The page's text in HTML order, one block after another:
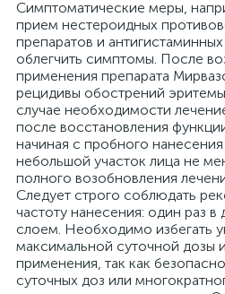
Симптоматические меры,
прием нестероидных
препаратов и
облегчить симптомы. После
применения препарата
рецидивы обострений
случае необходимости
после восстановления
начиная с пробного
небольшой участок лица не
полного возобновления
Следует строго соблюдать
частоту нанесения: один раз
слоем. Необходимо избегать
максимальной суточной дозы
применения, так как
суточных доз или